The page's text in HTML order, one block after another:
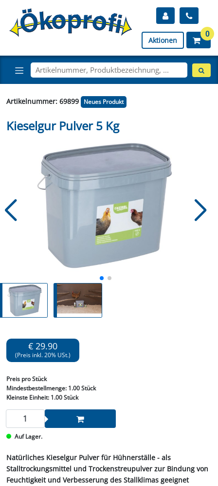
Aktionen
0
Artikelnummer: 69899 Neues Produkt
Kieselgur Pulver 5 Kg
€ 29.90
(Preis inkl. 20% USt.)
Preis pro Stück
Mindestbestellmenge: 1.00 Stück
Kleinste Einheit:1.00 Stück
Auf Lager.
Natürliches Kieselgur Pulver für Hühnerställe - als
Stalltrockungsmittel und Trockenstreupulver zur Bindung von
Feuchtigkeit und Verbesserung des Stallklimas geeignet